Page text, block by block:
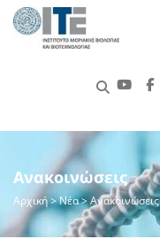
Ανακοινώσεις
Αρχική>Νέα> Ανακοινώσεις